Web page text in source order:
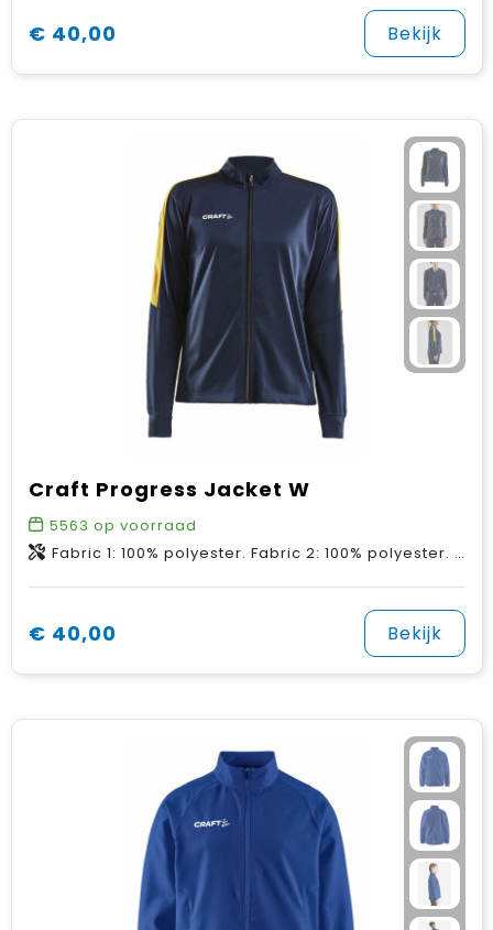
€ 40,00 Bekijk
Craft Progress Jacket W
5563 op voorraad
Fabric 1: 100% polyester. Fabric 2: 100% polyester. Fabric 3: 90% polyester, 10% elastane.
€ 40,00 Bekijk